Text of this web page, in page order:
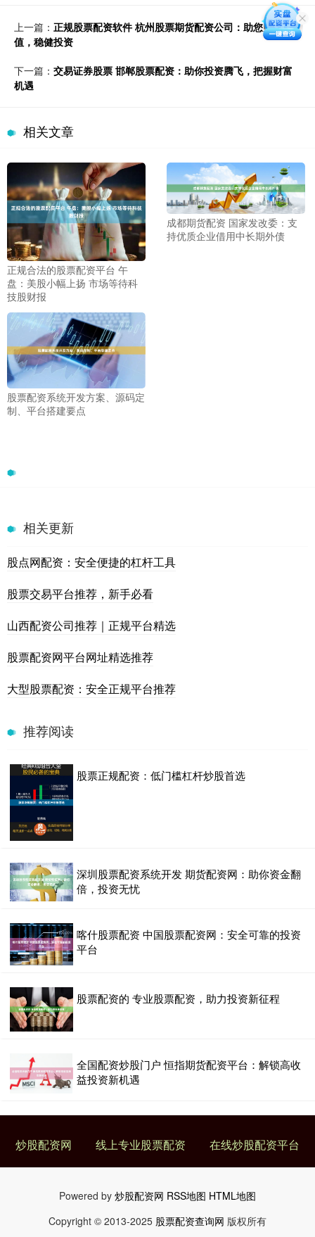
上一篇： 正规股票配资软件 杭州股票期货配资公司：助您财富增
值，稳健投资
下一篇： 交易证券股票 邯郸股票配资：助你投资腾飞，把握财富
机遇
相关文章
正规合法的股票配资平台 午
盘：美股小幅上扬 市场等待科
技股财报
成都期货配资 国家发改委：支
持优质企业借用中长期外债
股票配资系统开发方案、源码定
制、平台搭建要点
相关更新
股点网配资：安全便捷的杠杆工具
股票交易平台推荐，新手必看
山西配资公司推荐｜正规平台精选
股票配资网平台网址精选推荐
大型股票配资：安全正规平台推荐
推荐阅读
股票正规配资：低门槛杠杆炒股首选
深圳股票配资系统开发 期货配资网：助你资金翻
倍，投资无忧
喀什股票配资 中国股票配资网：安全可靠的投资
平台
股票配资的 专业股票配资，助力投资新征程
全国配资炒股门户 恒指期货配资平台：解锁高收
益投资新机遇
炒股配资网 线上专业股票配资 在线炒股配资平台
Powered by 炒股配资网 RSS地图 HTML地图
Copyright © 2013-2025 股票配资查询网 版权所有